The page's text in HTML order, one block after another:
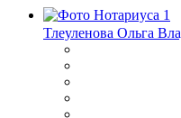
Тлеуленова Ольга